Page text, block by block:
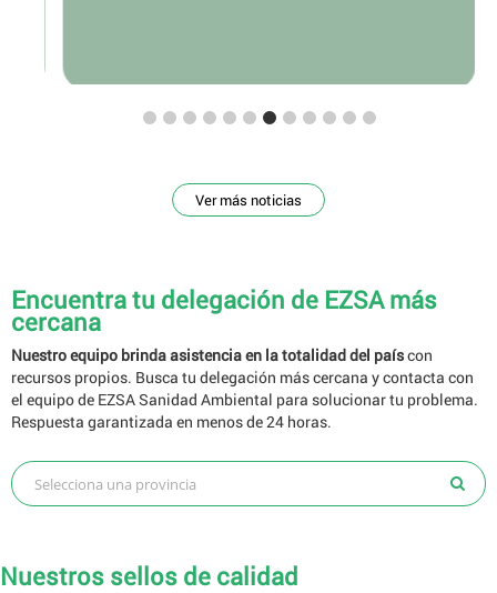
Ver más noticias
Encuentra tu delegación de EZSA más
cercana
Nuestro equipo brinda asistencia en la totalidad del paíscon
recursos propios. Busca tu delegación más cercana y contacta con
el equipo de EZSA Sanidad Ambiental para solucionar tu problema.
Respuesta garantizada en menos de 24 horas.
Nuestros sellos de calidad